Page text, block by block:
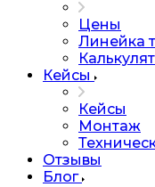
Цены
Линейка
Кейсы
Кейсы
Монтаж
Отзывы
Блог